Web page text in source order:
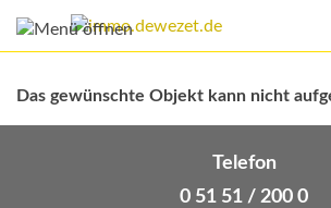
Das gewünschte Objekt kann nicht
Telefon
0 51 51 / 200 0